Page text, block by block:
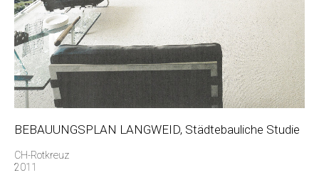
BEBAUUNGSPLAN LANGWEID, Städtebauliche Studie
CH-Rotkreuz
2011